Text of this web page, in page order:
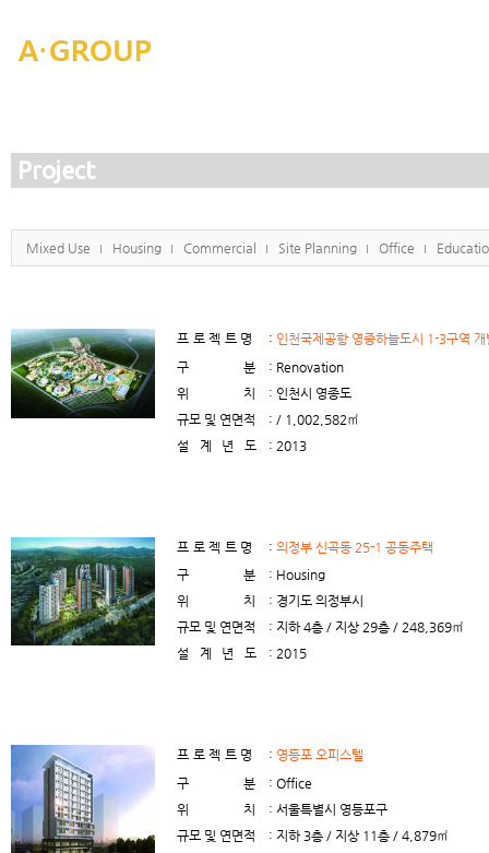
Project
Mixed Use Housing Commercial Site Planning Office
프로젝트명 : 인천국제공항 영종하늘도시 1-3구역 개
구분
: Renovation
위치: 인천시 영종도
규모 및 연면적
: / 1,002,582㎡
설계년도
: 2013
프로젝트명 : 의정부 신곡동 25-1 공동주택
구분
: Housing
위치: 경기도 의정부시
규모 및 연면적
: 지하 4층 / 지상 29층 / 248,369㎡
설계년도
: 2015
프로젝트명 : 영등포 오피스텔
구분
: Office
위치: 서울특별시 영등포구
규모 및 연면적
: 지하 3층 / 지상 11층 / 4,879㎡